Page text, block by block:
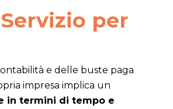
per
e delle buste paga
impresa implica un
in termini di tempo e